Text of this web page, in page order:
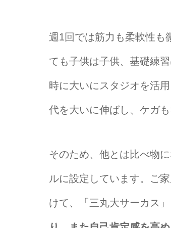
週1回では筋力も柔軟性も
ても子供は子供、基礎練
時に大いにスタジオを活
代を大いに伸ばし、ケガ
そのため、他とは比べ物
ルに設定しています。ご
けて、「三丸大サーカス」